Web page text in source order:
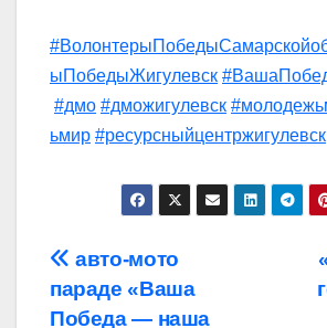
ыПобедыЖигулевск
#дмо #дможигулевск
ьмир #ресурсныйцентржигулевск
Навигация
по
авто-мото
параде «Ваша
Победа — наша